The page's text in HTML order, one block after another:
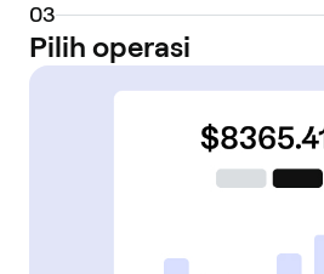
03
Pilih operasi